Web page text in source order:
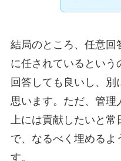
結局のところ、任意回
に任されているという
回答しても良いし、別
思います。ただ、管理
上には貢献したいと常
で、なるべく埋めるよ
す。